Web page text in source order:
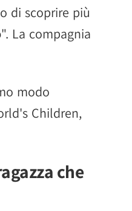
di scoprire più
". La compagnia
modo
Children,
che